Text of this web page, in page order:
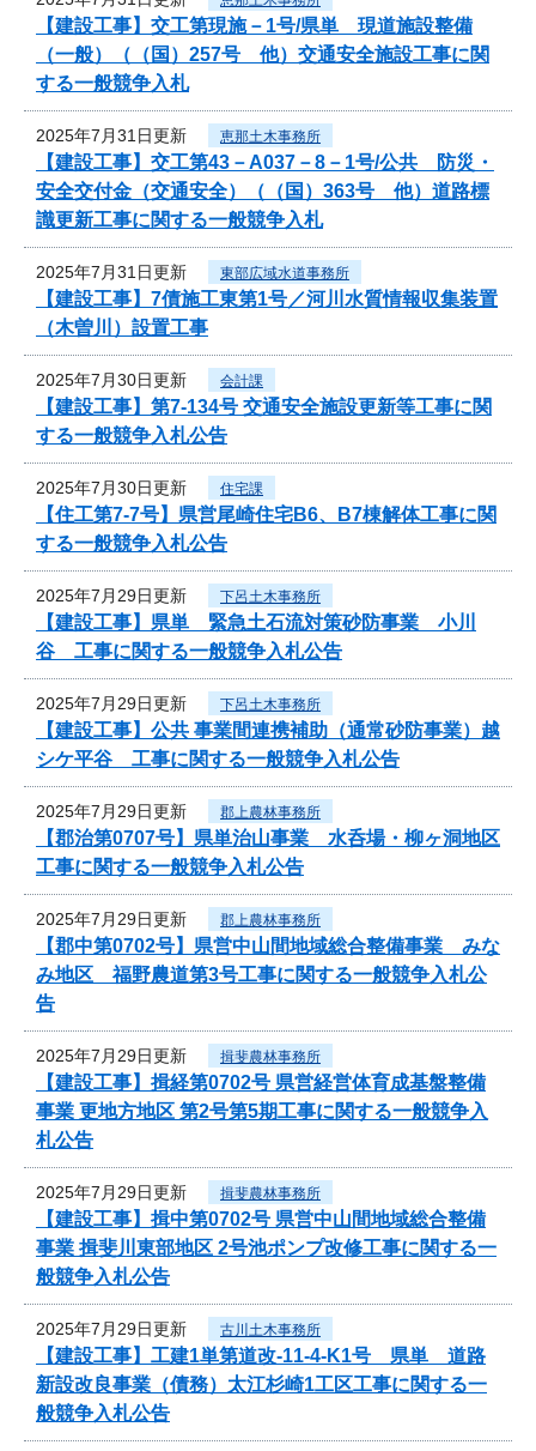
【建設工事】交工第現施－1号/県単 現道施設整備
（一般）（（国）257号 他）交通安全施設工事に関
する一般競争入札
2025年7月31日更新 恵那土木事務所
【建設工事】交工第43－A037－8－1号/公共 防災・
安全交付金（交通安全）（（国）363号 他）道路標
識更新工事に関する一般競争入札
2025年7月31日更新 東部広域水道事務所
【建設工事】7債施工東第1号／河川水質情報収集装置
（木曽川）設置工事
2025年7月30日更新 会計課
【建設工事】第7-134号 交通安全施設更新等工事に関
する一般競争入札公告
2025年7月30日更新 住宅課
【住工第7-7号】県営尾崎住宅B6、B7棟解体工事に関
する一般競争入札公告
2025年7月29日更新 下呂土木事務所
【建設工事】県単 緊急土石流対策砂防事業 小川
谷 工事に関する一般競争入札公告
2025年7月29日更新 下呂土木事務所
【建設工事】公共 事業間連携補助（通常砂防事業）越
シケ平谷 工事に関する一般競争入札公告
2025年7月29日更新 郡上農林事務所
【郡治第0707号】県単治山事業 水呑場・柳ヶ洞地区
工事に関する一般競争入札公告
2025年7月29日更新 郡上農林事務所
【郡中第0702号】県営中山間地域総合整備事業 みな
み地区 福野農道第3号工事に関する一般競争入札公
告
2025年7月29日更新 揖斐農林事務所
【建設工事】揖経第0702号 県営経営体育成基盤整備
事業 更地方地区 第2号第5期工事に関する一般競争入
札公告
2025年7月29日更新 揖斐農林事務所
【建設工事】揖中第0702号 県営中山間地域総合整備
事業 揖斐川東部地区 2号池ポンプ改修工事に関する一
般競争入札公告
2025年7月29日更新 古川土木事務所
【建設工事】工建1単第道改-11-4-K1号 県単 道路
新設改良事業（債務）太江杉崎1工区工事に関する一
般競争入札公告